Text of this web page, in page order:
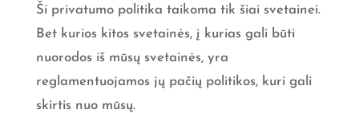
Ši privatumo politika taikoma tik šiai svetainei.
Bet kurios kitos svetainės, į kurias gali būti
nuorodos iš mūsų svetainės, yra
reglamentuojamos jų pačių politikos, kuri gali
skirtis nuo mūsų.